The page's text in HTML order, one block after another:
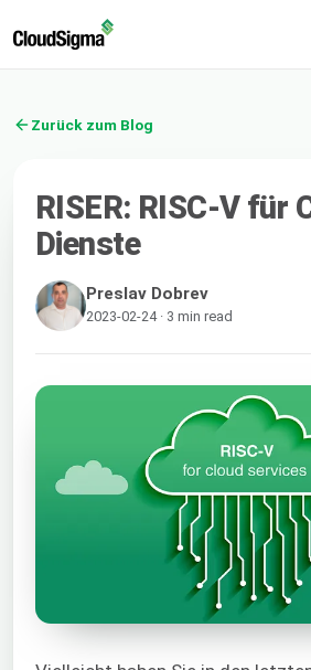
Zurück zum Blog
RISER: RISC-V für
Dienste
Preslav Dobrev
2023-02-24 · 3 min read